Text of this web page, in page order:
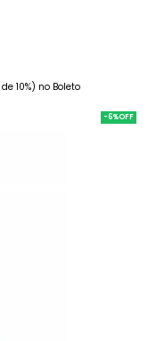
de 10%) no Boleto
-6%